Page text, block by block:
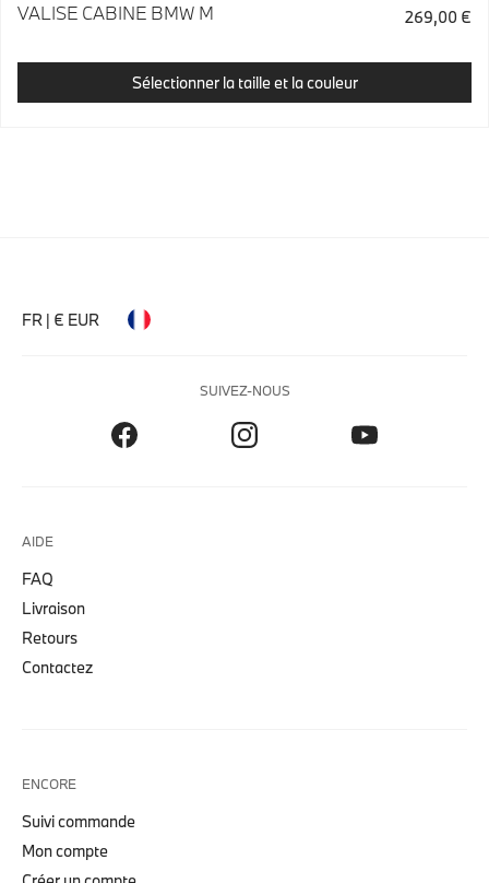
VALISE CABINE BMW M 269,00 €
Sélectionner la taille et la couleur
FR | € EUR
SUIVEZ-NOUS
AIDE
FAQ
Livraison
Retours
Contactez
ENCORE
Suivi commande
Mon compte